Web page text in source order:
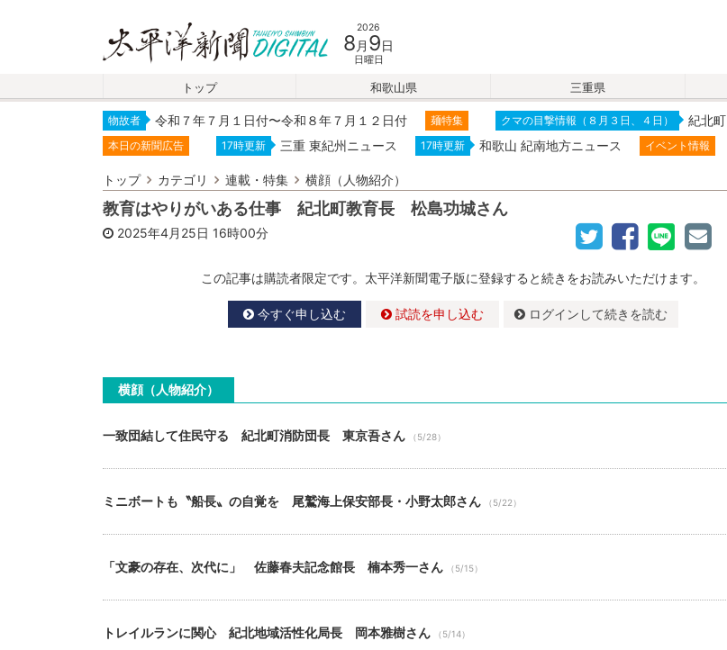
2026
8 月 9日
日曜日
トップ 和歌山県 三重県
物故者 令和７年７月１日付〜令和８年７月１２日付 麺特集 クマの目撃情報（８月３日、４日） 紀北町
本日の新聞広告 17時更新 三重 東紀州ニュース 17時更新 和歌山 紀南地方ニュース イベント情報
トップ カテゴリ 連載・特集 横顔（人物紹介）
教育はやりがいある仕事 紀北町教育長 松島功城さん
2025年4月25日 16時00分
この記事は購読者限定です。太平洋新聞電子版に登録すると続きをお読みいただけます。
今すぐ申し込む 試読を申し込む ログインして続きを読む
横顔（人物紹介）
一致団結して住民守る 紀北町消防団長 東京吾さん （5/28）
ミニボートも〝船長〟の自覚を 尾鷲海上保安部長・小野太郎さん （5/22）
「文豪の存在、次代に」 佐藤春夫記念館長 楠本秀一さん （5/15）
トレイルランに関心 紀北地域活性化局長 岡本雅樹さん （5/14）